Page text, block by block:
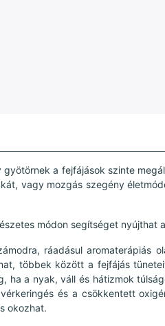
a fejfájások szinte
vagy mozgás szegény
módon segítséget nyújthat
ráadásul aromaterápiás
többek között a fejfájás
ha a nyak, váll és hátizmok
és a csökkentett
okozhat.